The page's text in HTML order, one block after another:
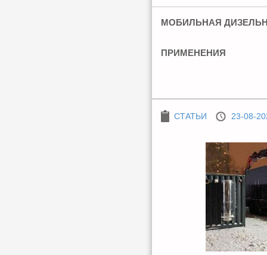
МОБИЛЬНАЯ
ПРИМЕНЕНИЯ
СТАТЬИ 23-08-